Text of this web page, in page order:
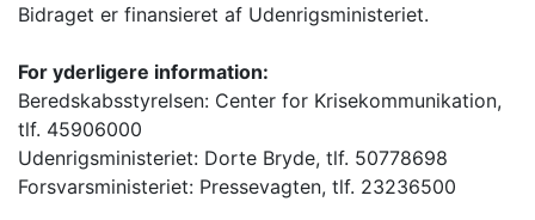
Bidraget er finansieret af Udenrigsministeriet.
For yderligere information:
Beredskabsstyrelsen: Center for Krisekommunikation,
tlf. 45906000
Udenrigsministeriet: Dorte Bryde, tlf. 50778698
Forsvarsministeriet: Pressevagten, tlf. 23236500